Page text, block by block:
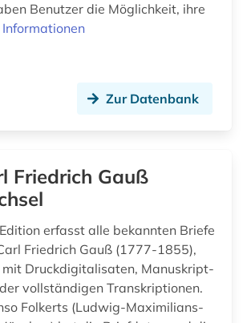
zeitschriftenaufsatz (15)
Benutzer die Möglichkeit, ihre
Informationen
Zur Datenbank
Friedrich Gauß
erfasst alle bekannten Briefe
Friedrich Gauß (1777-1855),
Druckdigitalisaten, Manuskript-
vollständigen Transkriptionen.
Folkerts (Ludwig-Maximilians-